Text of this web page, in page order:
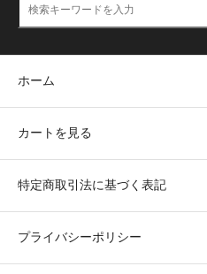
ホーム
カートを見る
特定商取引法に基づく表記
プライバシーポリシー